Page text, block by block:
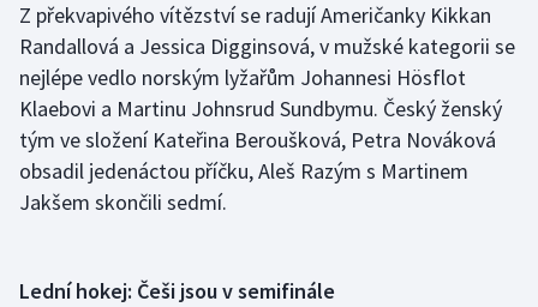
Moderní pětiboj
Motorsport
Olympijské hry
Parasport
Z překvapivého vítězství se radují Američanky Kikkan
Randallová a Jessica Digginsová, v mužské kategorii se
nejlépe vedlo norským lyžařům Johannesi Hösflot
Klaebovi a Martinu Johnsrud Sundbymu. Český ženský
tým ve složení Kateřina Beroušková, Petra Nováková
obsadil jedenáctou příčku, Aleš Razým s Martinem
Jakšem skončili sedmí.
Lední hokej: Češi jsou v semifinále